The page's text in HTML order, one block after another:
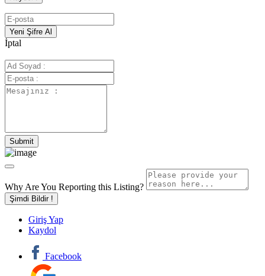
İptal
Why Are You Reporting this Listing?
Şimdi Bildir !
Giriş Yap
Kaydol
Facebook